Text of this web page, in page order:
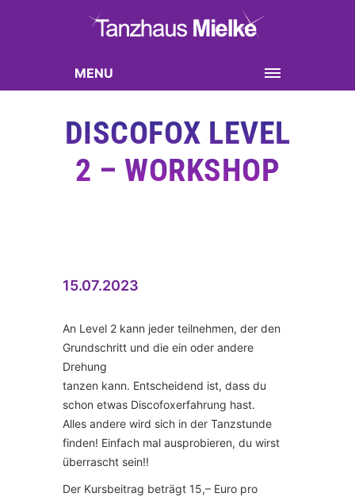
MENU
DISCOFOX LEVEL
2 – WORKSHOP
15.07.2023
An Level 2 kann jeder teilnehmen, der den
Grundschritt und die ein oder andere
Drehung
tanzen kann. Entscheidend ist, dass du
schon etwas Discofoxerfahrung hast.
Alles andere wird sich in der Tanzstunde
finden! Einfach mal ausprobieren, du wirst
überrascht sein!!
Der Kursbeitrag beträgt 15,– Euro pro